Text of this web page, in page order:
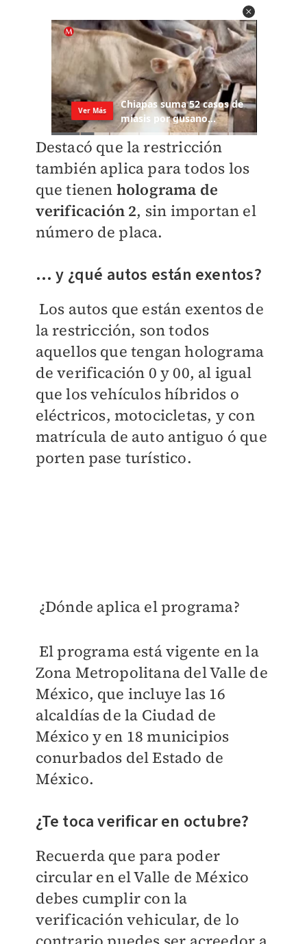
Destacó que la restricción
también aplica para todos los
que tienen holograma de
verificación 2, sin importan el
número de placa.
... y ¿qué autos están exentos?
Los autos que están exentos de
la restricción, son todos
aquellos que tengan holograma
de verificación 0 y 00, al igual
que los vehículos híbridos o
eléctricos, motocicletas, y con
matrícula de auto antiguo ó que
porten pase turístico.
¿Dónde aplica el programa?
El programa está vigente en la
Zona Metropolitana del Valle de
México, que incluye las 16
alcaldías de la Ciudad de
México y en 18 municipios
conurbados del Estado de
México.
¿Te toca verificar en octubre?
Recuerda que para poder
circular en el Valle de México
debes cumplir con la
verificación vehicular, de lo